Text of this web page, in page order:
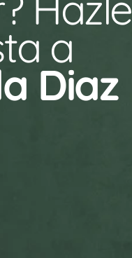
a
Diaz